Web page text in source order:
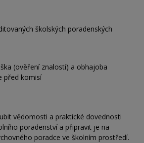
školských poradenských
(ověření znalostí) a obhajoba
před komisí
vědomosti a praktické dovednosti
poradenství a připravit je na
poradce ve školním prostředí.